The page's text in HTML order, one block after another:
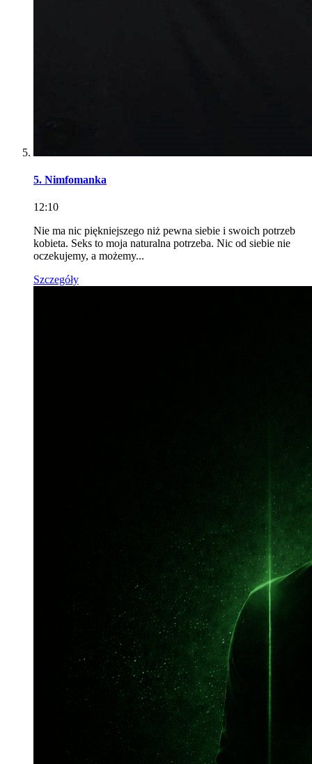
5. Nimfomanka
12:10
Nie ma nic piękniejszego niż pewna siebie i swoich potrzeb
kobieta. Seks to moja naturalna potrzeba. Nic od siebie nie
oczekujemy, a możemy...
Szczegóły